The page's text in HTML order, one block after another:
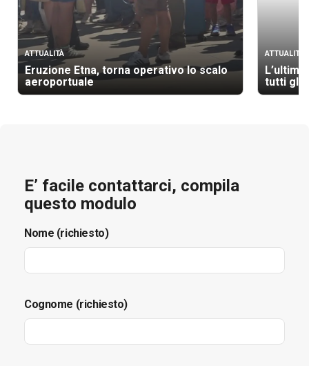
ATTUALITÀ
Eruzione Etna, torna operativo lo scalo
aeroportuale
ATTUALITÀ
tutti gli
E’ facile contattarci, compila
questo modulo
Nome (richiesto)
Cognome (richiesto)